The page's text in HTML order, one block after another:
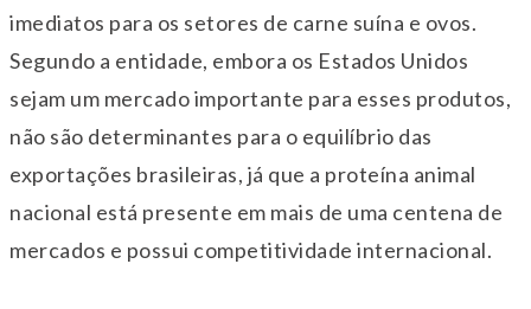
imediatos para os setores de carne suína e ovos.
Segundo a entidade, embora os Estados Unidos
sejam um mercado importante para esses produtos,
não são determinantes para o equilíbrio das
exportações brasileiras, já que a proteína animal
nacional está presente em mais de uma centena de
mercados e possui competitividade internacional.